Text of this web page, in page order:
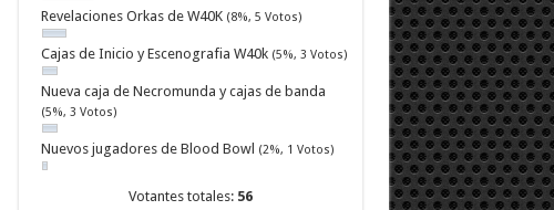
Revelaciones Orkas de W40K (8%, 5 Votos)
Cajas de Inicio y Escenografia W40k (5%, 3 Votos)
Nueva caja de Necromunda y cajas de banda
(5%, 3 Votos)
Nuevos jugadores de Blood Bowl (2%, 1 Votos)
Votantes totales: 56